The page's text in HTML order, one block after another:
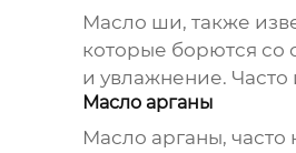
Масло ши, также
которые борются со
и увлажнение. Часто
Масло арганы
Масло арганы,